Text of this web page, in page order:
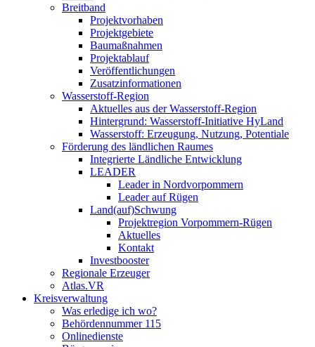
Breitband
Projektvorhaben
Projektgebiete
Baumaßnahmen
Projektablauf
Veröffentlichungen
Zusatzinformationen
Wasserstoff-Region
Aktuelles aus der Wasserstoff-Region
Hintergrund: Wasserstoff-Initiative HyLand
Wasserstoff: Erzeugung, Nutzung, Potentiale
Förderung des ländlichen Raumes
Integrierte Ländliche Entwicklung
LEADER
Leader in Nordvorpommern
Leader auf Rügen
Land(auf)Schwung
Projektregion Vorpommern-Rügen
Aktuelles
Kontakt
Investbooster
Regionale Erzeuger
Atlas.VR
Kreisverwaltung
Was erledige ich wo?
Behördennummer 115
Onlinedienste